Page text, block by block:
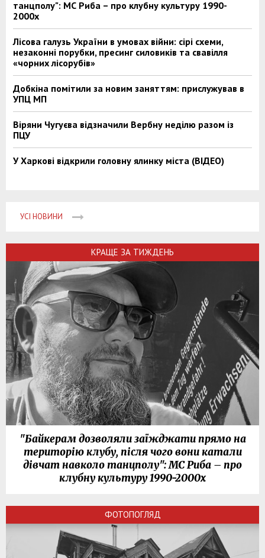
танцполу": МС Риба – про клубну культуру 1990-
2000х
Лісова галузь України в умовах війни: сірі схеми,
незаконні порубки, пресинг силовиків та свавілля
«чорних лісорубів»
Добкіна помітили за новим заняттям: прислужував в
УПЦ МП
Віряни Чугуєва відзначили Вербну неділю разом із
ПЦУ
У Харкові відкрили головну ялинку міста (ВІДЕО)
УСІ НОВИНИ
КРАЩЕ ЗА ТИЖДЕНЬ
"Байкерам дозволяли заїжджати прямо на
територію клубу, після чого вони катали
дівчат навколо танцполу": МС Риба – про
клубну культуру 1990-2000х
ФОТОПОГЛЯД